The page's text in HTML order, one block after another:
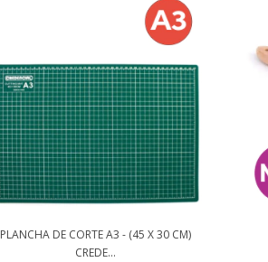
PLANCHA DE CORTE A3 - (45 X 30 CM)
CREDE...